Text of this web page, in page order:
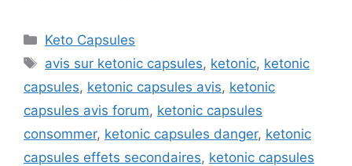
Categories
Keto Capsules
Tags
avis sur ketonic capsules, ketonic, ketonic
capsules, ketonic capsules avis, ketonic
capsules avis forum, ketonic capsules
consommer, ketonic capsules danger, ketonic
capsules effets secondaires, ketonic capsules